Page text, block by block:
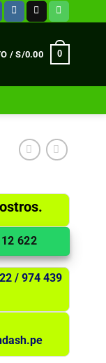
/S/0.00 0
622
/ 974 439